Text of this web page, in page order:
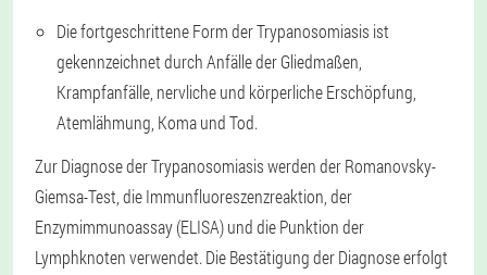
Die fortgeschrittene Form der Trypanosomiasis ist
gekennzeichnet durch Anfälle der Gliedmaßen,
Krampfanfälle, nervliche und körperliche Erschöpfung,
Atemlähmung, Koma und Tod.
Zur Diagnose der Trypanosomiasis werden der Romanovsky-
Giemsa-Test, die Immunfluoreszenzreaktion, der
Enzymimmunoassay (ELISA) und die Punktion der
Lymphknoten verwendet. Die Bestätigung der Diagnose erfolgt